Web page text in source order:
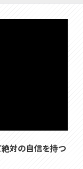
絶対の自信を持つ